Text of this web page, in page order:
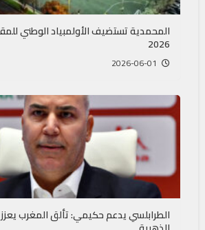
المحمدية تستضيف الأولمبياد الوطني
2026
الطرابلسي يدعم حكيمي: تألق المغرب